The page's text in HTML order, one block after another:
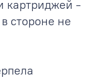
картриджей -
стороне не